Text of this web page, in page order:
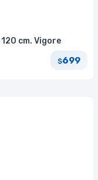
cm. Vigore
$699